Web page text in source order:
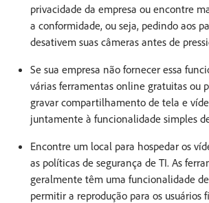
privacidade da empresa ou encontre
a conformidade, ou seja, pedindo aos
desativem suas câmeras antes de
Se sua empresa não fornecer essa
várias ferramentas online gratuitas ou
gravar compartilhamento de tela e
juntamente à funcionalidade simples
Encontre um local para hospedar os
as políticas de segurança de TI. As
geralmente têm uma funcionalidade
permitir a reprodução para os usuários